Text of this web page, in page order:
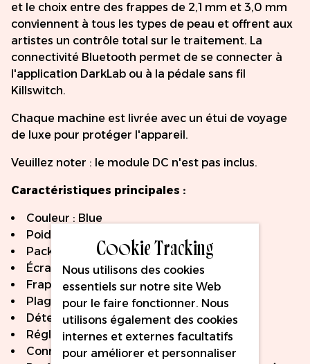
et le choix entre des frappes de 2,1 mm et 3,0 mm
conviennent à tous les types de peau et offrent aux
artistes un contrôle total sur le traitement. La
connectivité Bluetooth permet de se connecter à
l'application DarkLab ou à la pédale sans fil
Killswitch.
Chaque machine est livrée avec un étui de voyage
de luxe pour protéger l'appareil.
Veuillez noter : le module DC n'est pas inclus.
Caractéristiques principales :
Couleur : Blue
Poids : environ 110 g (3,9 oz)
Pack batterie détachable et sans fil
Écran OLED digital
Frappe fixe de 2,1 mm et 3,0 mm
Plage de tension : 4V-10V
Détection d'aiguille
Réglage e-give
Connectivité Bluetooth
Cookie Tracking
Nous utilisons des cookies
essentiels sur notre site Web
pour le faire fonctionner. Nous
utilisons également des cookies
internes et externes facultatifs
pour améliorer et personnaliser